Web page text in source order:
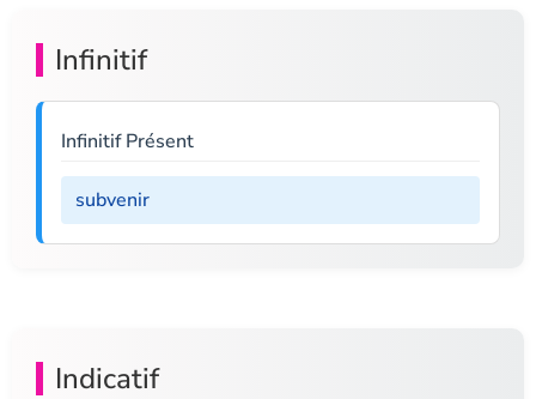
Infinitif
Infinitif Présent
subvenir
Indicatif